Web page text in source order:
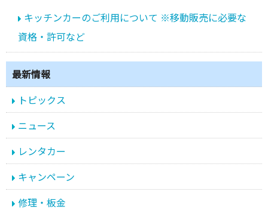
キッチンカーのご利用について ※移動販売に必要な
資格・許可など
最新情報
トピックス
ニュース
レンタカー
キャンペーン
修理・板金